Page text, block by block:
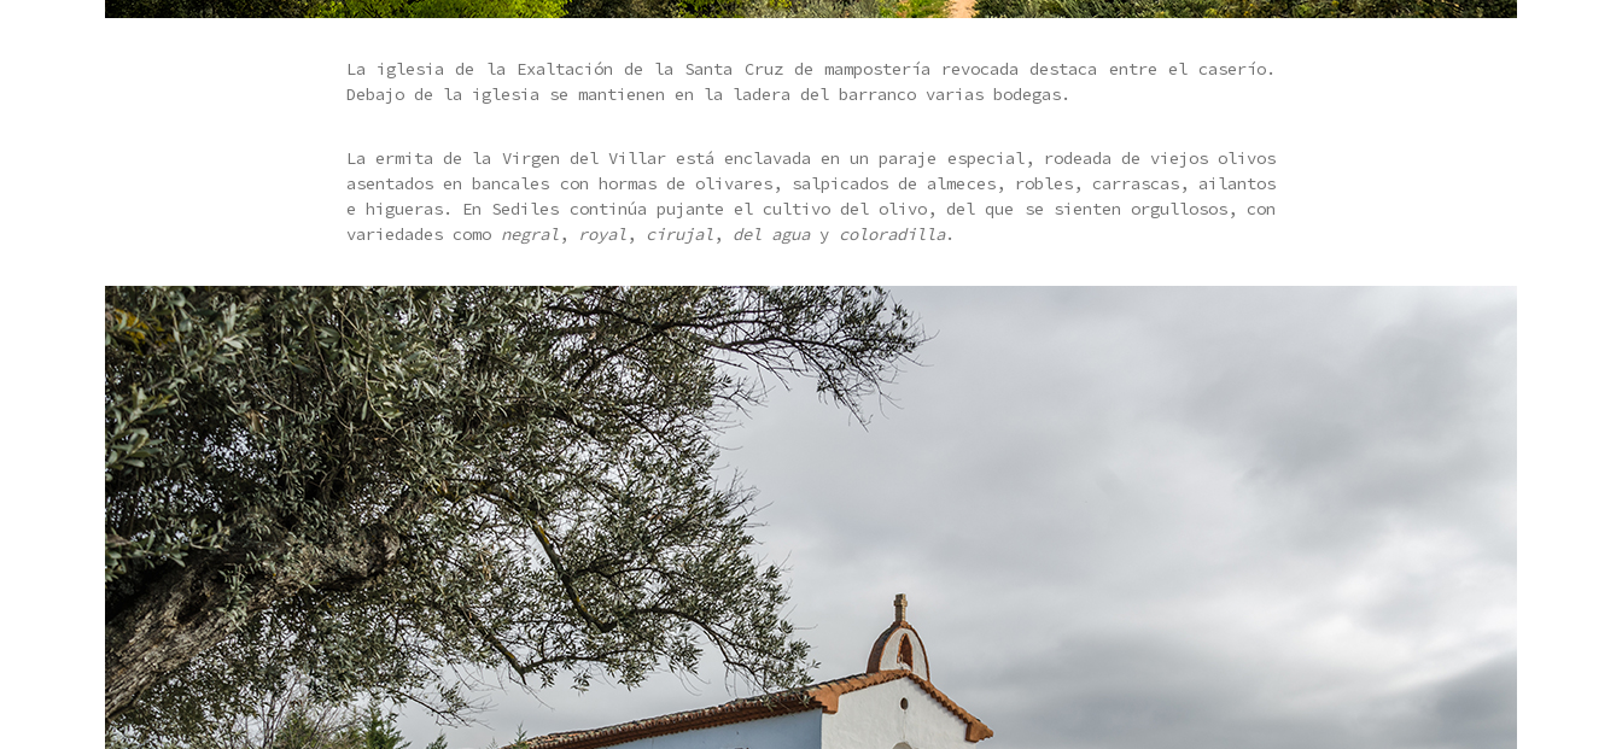
La iglesia de la Exaltación de la Santa Cruz de mampostería revocada destaca entre el caserío.
Debajo de la iglesia se mantienen en la ladera del barranco varias bodegas.
La ermita de la Virgen del Villar está enclavada en un paraje especial, rodeada de viejos olivos
asentados en bancales con hormas de olivares, salpicados de almeces, robles, carrascas, ailantos
e higueras. En Sediles continúa pujante el cultivo del olivo, del que se sienten orgullosos, con
variedades como negral, royal, cirujal, del aguay coloradilla.